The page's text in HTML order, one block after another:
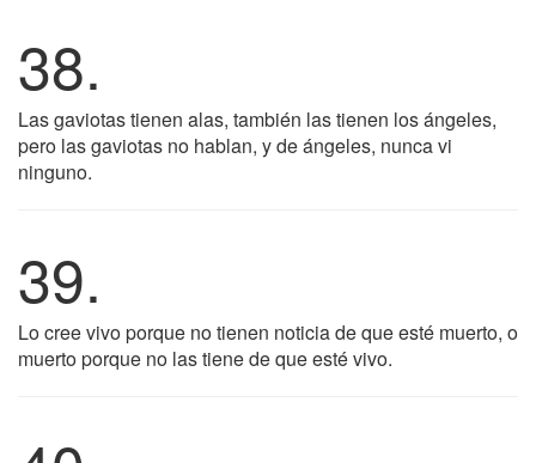
38.
Las gaviotas tienen alas, también las tienen los ángeles,
pero las gaviotas no hablan, y de ángeles, nunca vi
ninguno.
39.
Lo cree vivo porque no tienen noticia de que esté muerto, o
muerto porque no las tiene de que esté vivo.